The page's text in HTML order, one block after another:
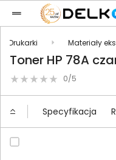
Drukarki Materiały
Toner HP 78A
0/5
Specyfikacja